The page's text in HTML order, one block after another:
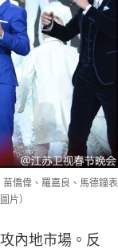
僑偉、羅嘉良、馬德鐘表
片）
內地市場。反